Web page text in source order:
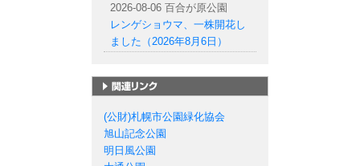
2026-08-06 百合が原公園
レンゲショウマ、一株開花し
ました（2026年8月6日）
(公財)札幌市公園緑化協会
旭山記念公園
明日風公園